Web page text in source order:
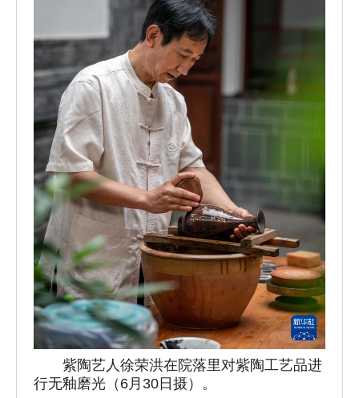
紫陶艺人徐荣洪在院落里对紫陶工艺品进
行无釉磨光（6月30日摄）。